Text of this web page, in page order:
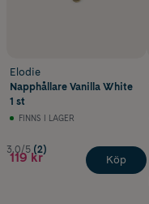
Elodie
Napphållare Vanilla White
1 st
FINNS I LAGER
3.0/5 (2)
119 kr Köp